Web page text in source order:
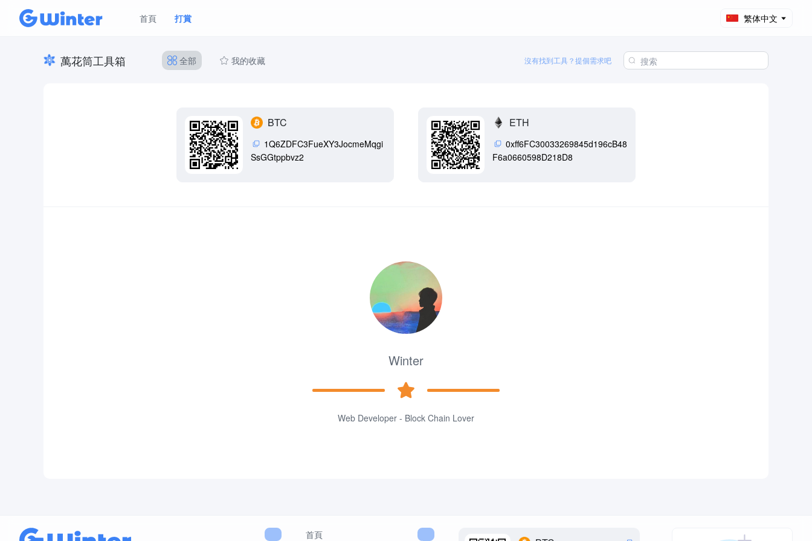
首頁 打賞 繁体中文
萬花筒工具箱 全部 我的收藏 沒有找到工具？提個需求吧
BTC
1Q6ZDFC3FueXY3JocmeMqgi
SsGGtppbvz2
ETH
0xff6FC30033269845d196cB48
F6a0660598D218D8
Winter
Web Developer - Block Chain Lover
首頁